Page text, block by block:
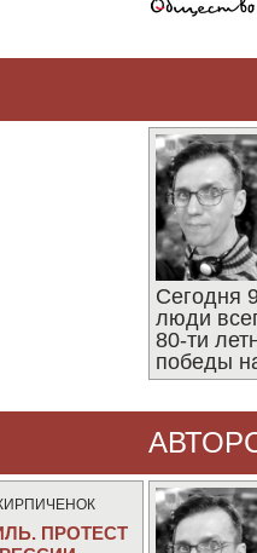
Сегодня
люди
80-ти
победы
ПРОТЕСТ